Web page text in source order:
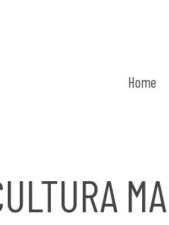
Home